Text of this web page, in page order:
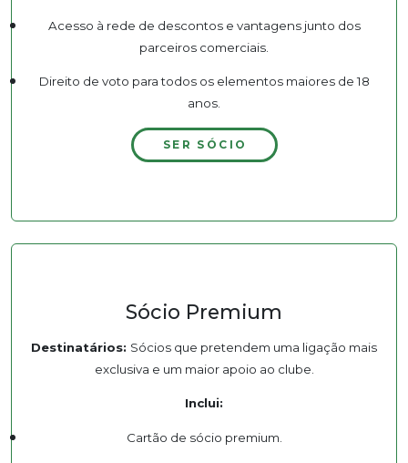
Acesso à rede de descontos e vantagens junto dos
parceiros comerciais.
Direito de voto para todos os elementos maiores de 18
anos.
SER SÓCIO
Sócio Premium
Destinatários: Sócios que pretendem uma ligação mais
exclusiva e um maior apoio ao clube.
Inclui:
Cartão de sócio premium.